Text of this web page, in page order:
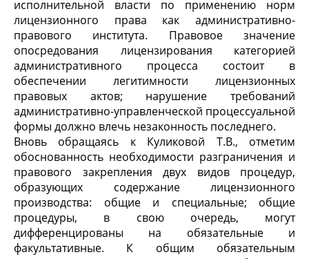
исполнительной власти по применению норм
лицензионного права как административно-
правового института. Правовое значение
опосредования лицензирования категорией
административного процесса состоит в
обеспечении легитимности лицензионных
правовых актов; нарушение требований
административно-управленческой процессуальной
формы должно влечь незаконность последнего.
Вновь обращаясь к Куликовой Т.В., отметим
обоснованность необходимости разграничения и
правового закрепления двух видов процедур,
образующих содержание лицензионного
производства: общие и специальные; общие
процедуры, в свою очередь, могут
дифференцированы на обязательные и
факультативные. К общим обязательным